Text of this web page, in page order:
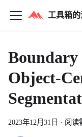
工具箱
Object-
2023年12月31日 · 阅读